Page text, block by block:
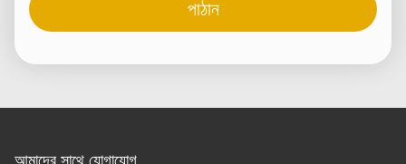
পাঠান
আমাদের সাথে যোগাযোগ